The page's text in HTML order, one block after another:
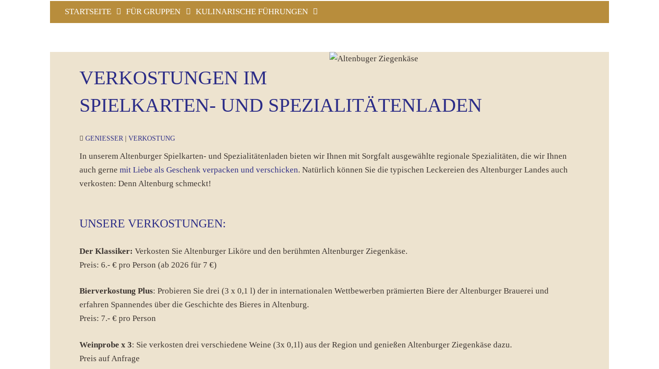
STARTSEITE FÜR GRUPPEN KULINARISCHE FÜHRUNGEN
VERKOSTUNGEN IM
SPIELKARTEN- UND SPEZIALITÄTENLADEN
GENIESSER | VERKOSTUNG
In unserem Altenburger Spielkarten- und Spezialitätenladen bieten wir Ihnen mit Sorgfalt ausgewählte regionale Spezialitäten, die wir Ihnen
auch gerne mit Liebe als Geschenk verpacken und verschicken. Natürlich können Sie die typischen Leckereien des Altenburger Landes auch
verkosten: Denn Altenburg schmeckt!
UNSERE VERKOSTUNGEN:
Der Klassiker: Verkosten Sie Altenburger Liköre und den berühmten Altenburger Ziegenkäse.
Preis: 6.- € pro Person (ab 2026 für 7 €)
Bierverkostung Plus: Probieren Sie drei (3 x 0,1 l) der in internationalen Wettbewerben prämierten Biere der Altenburger Brauerei und
erfahren Spannendes über die Geschichte des Bieres in Altenburg.
Preis: 7.- € pro Person
Weinprobe x 3: Sie verkosten drei verschiedene Weine (3x 0,1l) aus der Region und genießen Altenburger Ziegenkäse dazu.
Preis auf Anfrage